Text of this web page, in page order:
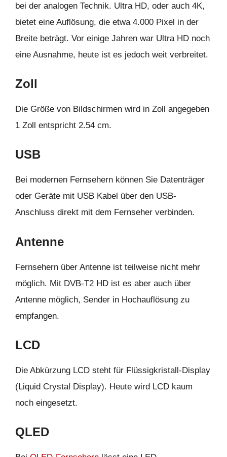
bei der analogen Technik. Ultra HD, oder auch 4K,
bietet eine Auflösung, die etwa 4.000 Pixel in der
Breite beträgt. Vor einige Jahren war Ultra HD noch
eine Ausnahme, heute ist es jedoch weit verbreitet.
Zoll
Die Größe von Bildschirmen wird in Zoll angegeben
1 Zoll entspricht 2.54 cm.
USB
Bei modernen Fernsehern können Sie Datenträger
oder Geräte mit USB Kabel über den USB-
Anschluss direkt mit dem Fernseher verbinden.
Antenne
Fernsehern über Antenne ist teilweise nicht mehr
möglich. Mit DVB-T2 HD ist es aber auch über
Antenne möglich, Sender in Hochauflösung zu
empfangen.
LCD
Die Abkürzung LCD steht für Flüssigkristall-Display
(Liquid Crystal Display). Heute wird LCD kaum
noch eingesetzt.
QLED